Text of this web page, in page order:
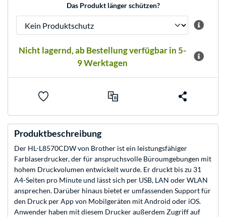
Das Produkt länger schützen?
Nicht lagernd, ab Bestellung verfügbar in 5-
9 Werktagen
Produktbeschreibung
Der HL-L8570CDW von Brother ist ein leistungsfähiger
Farblaserdrucker, der für anspruchsvolle Büroumgebungen mit
hohem Druckvolumen entwickelt wurde. Er druckt bis zu 31
A4-Seiten pro Minute und lässt sich per USB, LAN oder WLAN
ansprechen. Darüber hinaus bietet er umfassenden Support für
den Druck per App von Mobilgeräten mit Android oder iOS.
Anwender haben mit diesem Drucker außerdem Zugriff auf